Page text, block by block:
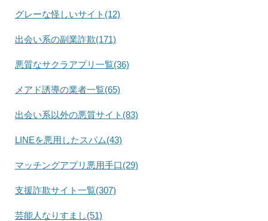
グレーな怪しいサイト(12)
出会い系の副業詐欺(171)
悪質なサクラアプリ一覧(36)
メアド誘導の業者一覧(65)
出会い系以外の悪質サイト(83)
LINEを悪用したスパム(43)
マッチングアプリ悪用手口(29)
支援詐欺サイト一覧(307)
芸能人なりすまし(51)